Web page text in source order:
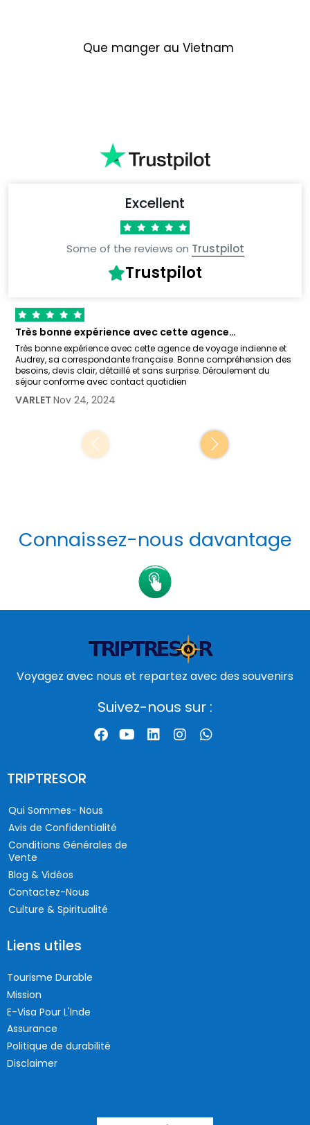
Que manger au Vietnam
Excellent
Some of the reviews on Trustpilot
Trustpilot
Très bonne expérience avec cette agence…
Très bonne expérience avec cette agence de voyage indienne et
Audrey, sa correspondante française. Bonne compréhension des
besoins, devis clair, détaillé et sans surprise. Déroulement du
séjour conforme avec contact quotidien
VARLET Nov 24, 2024
Connaissez-nous davantage
Voyagez avec nous et repartez avec des souvenirs
Suivez-nous sur :
TRIPTRESOR
Qui Sommes- Nous
Avis de Confidentialité
Conditions Générales de
Vente
Blog & Vidéos
Contactez-Nous
Culture & Spiritualité
Liens utiles
Tourisme Durable
Mission
E-Visa Pour L'Inde
Assurance
Politique de durabilité
Disclaimer